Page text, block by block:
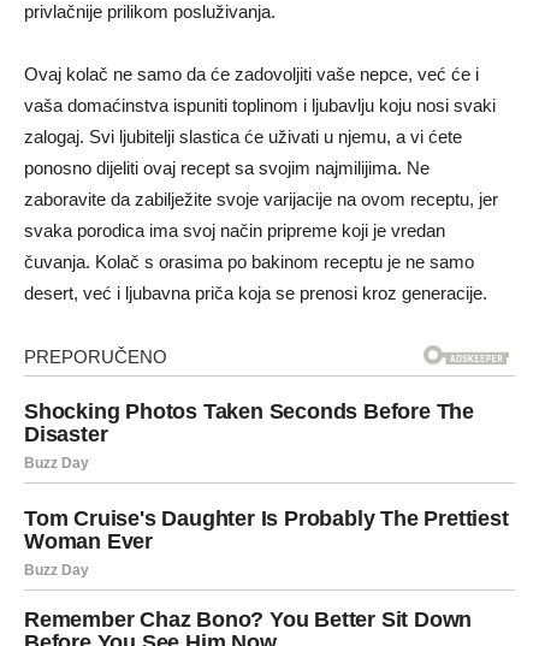
privlačnije prilikom posluživanja.
Ovaj kolač ne samo da će zadovoljiti vaše nepce, već će i
vaša domaćinstva ispuniti toplinom i ljubavlju koju nosi svaki
zalogaj. Svi ljubitelji slastica će uživati u njemu, a vi ćete
ponosno dijeliti ovaj recept sa svojim najmilijima. Ne
zaboravite da zabilježite svoje varijacije na ovom receptu, jer
svaka porodica ima svoj način pripreme koji je vredan
čuvanja. Kolač s orasima po bakinom receptu je ne samo
desert, već i ljubavna priča koja se prenosi kroz generacije.